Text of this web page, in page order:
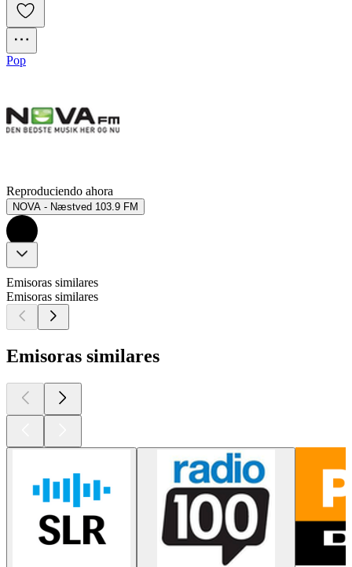
Pop
Reproduciendo ahora
NOVA - Næstved 103.9 FM
Emisoras similares
Emisoras similares
Emisoras similares